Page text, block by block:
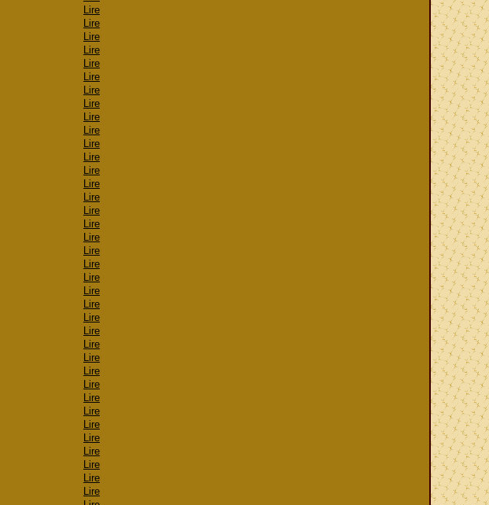
Lire
Lire
Lire
Lire
Lire
Lire
Lire
Lire
Lire
Lire
Lire
Lire
Lire
Lire
Lire
Lire
Lire
Lire
Lire
Lire
Lire
Lire
Lire
Lire
Lire
Lire
Lire
Lire
Lire
Lire
Lire
Lire
Lire
Lire
Lire
Lire
Lire